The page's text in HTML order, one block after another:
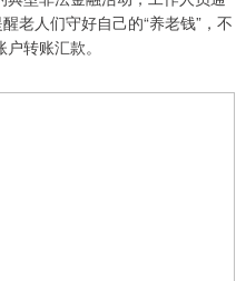
老人们守好自己的“养老钱”，不
转账汇款。